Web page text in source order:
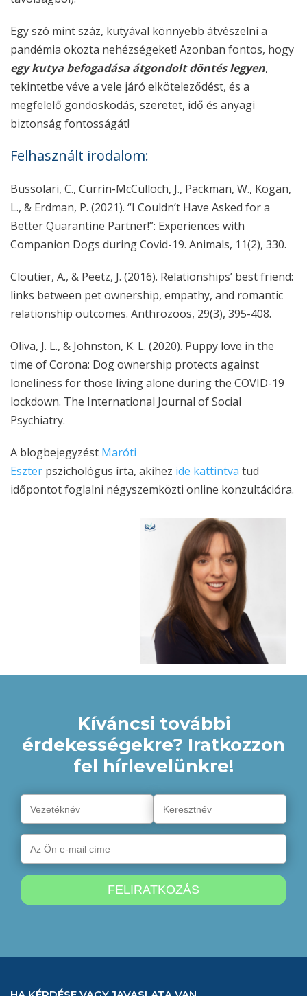
Egy szó mint száz, kutyával könnyebb átvészelni a
pandémia okozta nehézségeket! Azonban fontos, hogy
egy kutya befogadása átgondolt döntés legyen,
tekintetbe véve a vele járó elköteleződést, és a
megfelelő gondoskodás, szeretet, idő és anyagi
biztonság fontosságát!
Felhasznált irodalom:
Bussolari, C., Currin-McCulloch, J., Packman, W., Kogan,
L., & Erdman, P. (2021). “I Couldn’t Have Asked for a
Better Quarantine Partner!”: Experiences with
Companion Dogs during Covid-19. Animals, 11(2), 330.
Cloutier, A., & Peetz, J. (2016). Relationships’ best friend:
links between pet ownership, empathy, and romantic
relationship outcomes. Anthrozoös, 29(3), 395-408.
Oliva, J. L., & Johnston, K. L. (2020). Puppy love in the
time of Corona: Dog ownership protects against
loneliness for those living alone during the COVID-19
lockdown. The International Journal of Social
Psychiatry.
A blogbejegyzést Maróti
Eszter pszichológus írta, akihez ide kattintva tud
időpontot foglalni négyszemközti online konzultációra.
Kíváncsi további
érdekességekre? Iratkozzon
fel hírlevelünkre!